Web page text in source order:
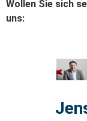
Wollen Sie sich
uns: